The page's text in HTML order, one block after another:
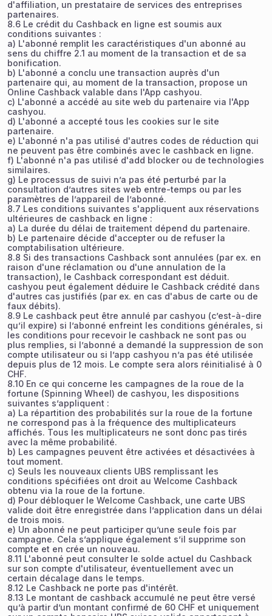
d'affiliation, un prestataire de services des entreprises
partenaires.
8.6 Le crédit du Cashback en ligne est soumis aux
conditions suivantes :
a) L'abonné remplit les caractéristiques d'un abonné au
sens du chiffre 2.1 au moment de la transaction et de sa
bonification.
b) L'abonné a conclu une transaction auprès d'un
partenaire qui, au moment de la transaction, propose un
Online Cashback valable dans l'App cashyou.
c) L'abonné a accédé au site web du partenaire via l'App
cashyou.
d) L'abonné a accepté tous les cookies sur le site
partenaire.
e) L'abonné n'a pas utilisé d'autres codes de réduction qui
ne peuvent pas être combinés avec le cashback en ligne.
f) L'abonné n'a pas utilisé d'add blocker ou de technologies
similaires.
g) Le processus de suivi n’a pas été perturbé par la
consultation d’autres sites web entre-temps ou par les
paramètres de l’appareil de l’abonné.
8.7 Les conditions suivantes s'appliquent aux réservations
ultérieures de cashback en ligne :
a) La durée du délai de traitement dépend du partenaire.
b) Le partenaire décide d'accepter ou de refuser la
comptabilisation ultérieure.
8.8 Si des transactions Cashback sont annulées (par ex. en
raison d'une réclamation ou d'une annulation de la
transaction), le Cashback correspondant est déduit.
cashyou peut également déduire le Cashback crédité dans
d'autres cas justifiés (par ex. en cas d'abus de carte ou de
faux débits).
8.9 Le cashback peut être annulé par cashyou (c’est-à-dire
qu’il expire) si l’abonné enfreint les conditions générales, si
les conditions pour recevoir le cashback ne sont pas ou
plus remplies, si l’abonné a demandé la suppression de son
compte utilisateur ou si l’app cashyou n’a pas été utilisée
depuis plus de 12 mois. Le compte sera alors réinitialisé à 0
CHF.
8.10 En ce qui concerne les campagnes de la roue de la
fortune (Spinning Wheel) de cashyou, les dispositions
suivantes s’appliquent :
a) La répartition des probabilités sur la roue de la fortune
ne correspond pas à la fréquence des multiplicateurs
affichés. Tous les multiplicateurs ne sont donc pas tirés
avec la même probabilité.
b) Les campagnes peuvent être activées et désactivées à
tout moment.
c) Seuls les nouveaux clients UBS remplissant les
conditions spécifiées ont droit au Welcome Cashback
obtenu via la roue de la fortune.
d) Pour débloquer le Welcome Cashback, une carte UBS
valide doit être enregistrée dans l’application dans un délai
de trois mois.
e) Un abonné ne peut participer qu’une seule fois par
campagne. Cela s’applique également s’il supprime son
compte et en crée un nouveau.
8.11 L'abonné peut consulter le solde actuel du Cashback
sur son compte d'utilisateur, éventuellement avec un
certain décalage dans le temps.
8.12 Le Cashback ne porte pas d'intérêt.
8.13 Le montant de cashback accumulé ne peut être versé
qu’à partir d’un montant confirmé de 60 CHF et uniquement